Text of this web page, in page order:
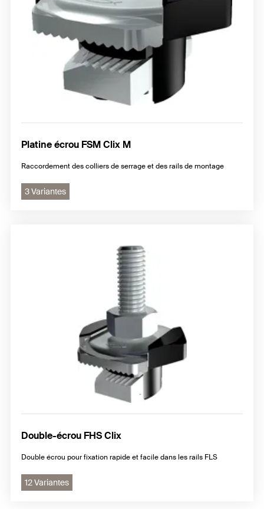
Platine écrou FSM Clix M
Raccordement des colliers de serrage et des rails de montage
3 Variantes
Double-écrou FHS Clix
Double écrou pour fixation rapide et facile dans les rails FLS
12 Variantes